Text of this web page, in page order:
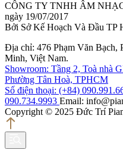
CÔNG TY TNHH ÂM
ngày 19/07/2017
Bởi Sở Kế Hoạch Và Đầu TP
Địa chỉ: 476 Phạm Văn Bạch,
Minh, Việt Nam.
Showroom: Tầng 2, Toà nhà
Phường Tân Hoà, TPHCM
Số điện thoại: (+84)
090.734.9993 Email:
Copyright © 2025 Đức Trí